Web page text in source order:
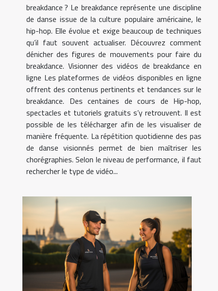
breakdance ? Le breakdance représente une discipline
de danse issue de la culture populaire américaine, le
hip-hop. Elle évolue et exige beaucoup de techniques
qu’il faut souvent actualiser. Découvrez comment
dénicher des figures de mouvements pour faire du
breakdance. Visionner des vidéos de breakdance en
ligne Les plateformes de vidéos disponibles en ligne
offrent des contenus pertinents et tendances sur le
breakdance. Des centaines de cours de Hip-hop,
spectacles et tutoriels gratuits s’y retrouvent. Il est
possible de les télécharger afin de les visualiser de
manière fréquente. La répétition quotidienne des pas
de danse visionnés permet de bien maîtriser les
chorégraphies. Selon le niveau de performance, il faut
rechercher le type de vidéo...